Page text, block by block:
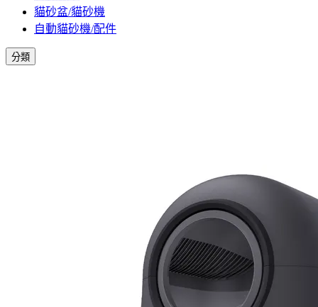
貓砂盆/貓砂機
自動貓砂機/配件
分類